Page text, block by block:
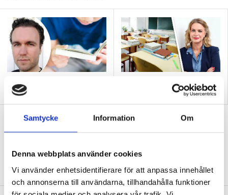
Samtycke Information Om
Denna webbplats använder cookies
Vi använder enhetsidentifierare för att anpassa innehållet
och annonserna till användarna, tillhandahålla funktioner
Replik: ”Vi vet hur man
skapar effektiv inlärning”
Nya skolan: ”Lärarhjärtat
hoppas på bättre villkor"
Test: Hur klarar du ditt första år som
ny lärare?
QUIZ
15 verklighetsnära situationer – från att